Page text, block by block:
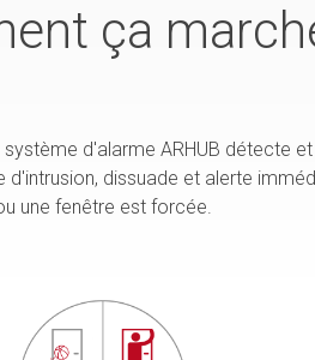
ça
d'alarme ARHUB détecte
dissuade et alerte
une fenêtre est forcée.